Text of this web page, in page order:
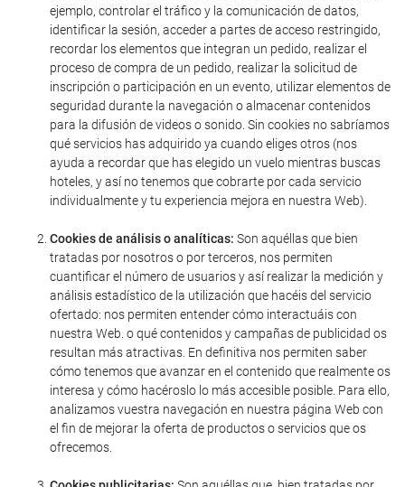
ejemplo, controlar el tráfico y la comunicación de datos,
identificar la sesión, acceder a partes de acceso restringido,
recordar los elementos que integran un pedido, realizar el
proceso de compra de un pedido, realizar la solicitud de
inscripción o participación en un evento, utilizar elementos de
seguridad durante la navegación o almacenar contenidos
para la difusión de videos o sonido. Sin cookies no sabríamos
qué servicios has adquirido ya cuando eliges otros (nos
ayuda a recordar que has elegido un vuelo mientras buscas
hoteles, y así no tenemos que cobrarte por cada servicio
individualmente y tu experiencia mejora en nuestra Web).
Cookies de análisis o analíticas: Son aquéllas que bien
tratadas por nosotros o por terceros, nos permiten
cuantificar el número de usuarios y así realizar la medición y
análisis estadístico de la utilización que hacéis del servicio
ofertado: nos permiten entender cómo interactuáis con
nuestra Web. o qué contenidos y campañas de publicidad os
resultan más atractivas. En definitiva nos permiten saber
cómo tenemos que avanzar en el contenido que realmente os
interesa y cómo hacéroslo lo más accesible posible. Para ello,
analizamos vuestra navegación en nuestra página Web con
el fin de mejorar la oferta de productos o servicios que os
ofrecemos.